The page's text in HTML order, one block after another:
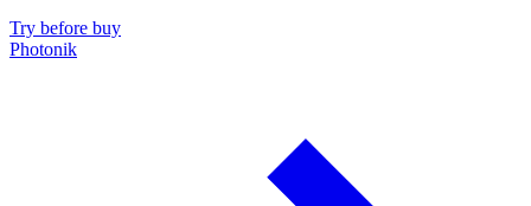
Try before buy
Photonik